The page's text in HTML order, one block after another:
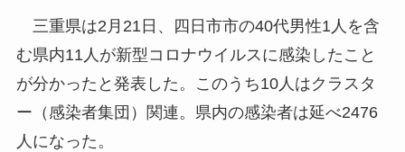
三重県は2月21日、四日市市の40代男性1人を含
む県内11人が新型コロナウイルスに感染したこと
が分かったと発表した。このうち10人はクラスタ
ー（感染者集団）関連。県内の感染者は延べ2476
人になった。